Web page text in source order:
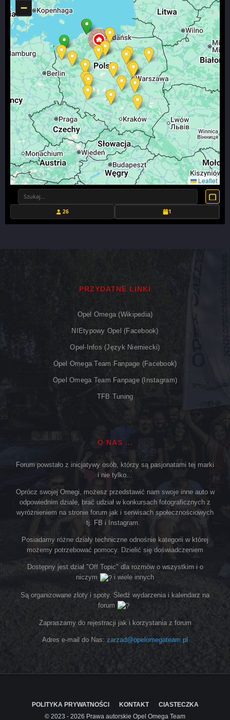
−
Leaflet
26 1
PRZYDATNE LINKI
Opel Omega (Wikipedia)
NIEtypowy Opel (Facebook)
Opel-Infos (język Niemiecki)
Opel Omega Team Fanpage (Facebook)
Opel Omega Team Fanpage (Instagram)
TFB Tuning
O NAS ...
Forum powstało z inicjatywy osób, którzy są pasjonatami tej marki
i nie tylko...
Oprócz swojej Omegi, możesz przedstawić nam swoje inne auto w
odpowiednim dziale, brać udział w konkursach fotograficznych z
wyróżnieniem na stronie forum jak i serwisach społecznościowych
tj. FB i Instagram.
Posiadamy różne działy techniczne odnośnie kategorii w której
możemy potrzebować pomocy. Dzielić się doświadczeniem
Dostępny jest dział "Off Topic" dla rozmów o wszystkim i o
niczym
i wiele innych
Są organizowane zloty i spoty. Śledź wydarzenia i kalendarz na
forum
Zapraszamy do rejestracji jak i korzystania z forum
Adres e-mail do Nas: zarzad@opelomegateam.pl
POLITYKA PRYWATNOŚCI KONTAKT
CIASTECZKA
© 2023 - 2026 Prawa autorskie Opel Omega Team